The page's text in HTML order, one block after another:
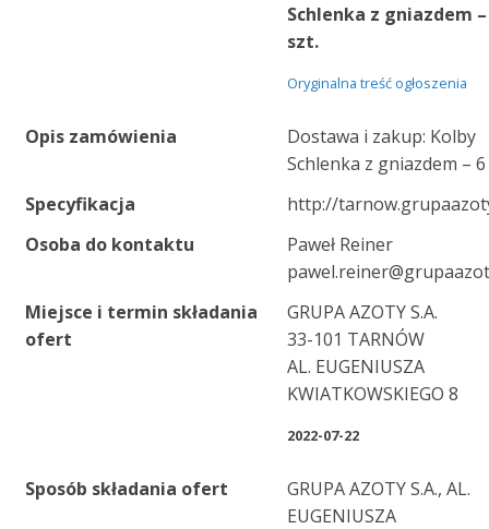
Schlenka z gniazdem
szt.
Oryginalna treść ogłoszenia
Opis zamówienia
Dostawa i zakup: Kolby
Schlenka z gniazdem –
Specyfikacja
http://
Osoba do kontaktu
Paweł Reiner
Miejsce i termin składania
ofert
GRUPA AZOTY S.A.
33-101 TARNÓW
AL. EUGENIUSZA
KWIATKOWSKIEGO 8
2022-07-22
Sposób składania ofert
GRUPA AZOTY S.A., AL.
EUGENIUSZA